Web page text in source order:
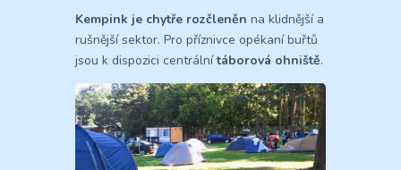
Kempink je chytře rozčleněn na klidnější a
rušnější sektor. Pro příznivce opékaní buřtů
jsou k dispozici centrálnítáborová ohniště.